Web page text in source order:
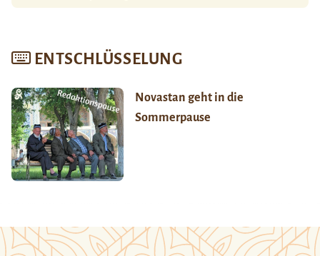
ENTSCHLÜSSELUNG
Novastan geht in die
Sommerpause